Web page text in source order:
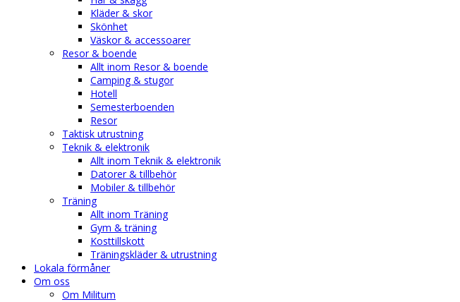
Kläder & skor
Skönhet
Väskor & accessoarer
Resor & boende
Allt inom Resor & boende
Camping & stugor
Hotell
Semesterboenden
Resor
Taktisk utrustning
Teknik & elektronik
Allt inom Teknik & elektronik
Datorer & tillbehör
Mobiler & tillbehör
Träning
Allt inom Träning
Gym & träning
Kosttillskott
Träningskläder & utrustning
Lokala förmåner
Om oss
Om Militum